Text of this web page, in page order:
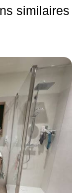
similaires